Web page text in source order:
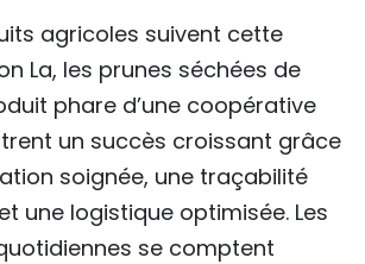
agricoles suivent cette
La, les prunes séchées de
phare d’une coopérative
un succès croissant grâce
soignée, une traçabilité
une logistique optimisée. Les
se comptent